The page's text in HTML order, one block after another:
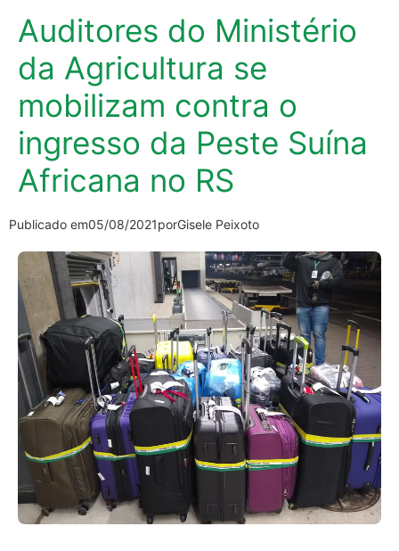
Auditores do Ministério
da Agricultura se
mobilizam contra o
ingresso da Peste Suína
Africana no RS
Publicado em05/08/2021porGisele Peixoto